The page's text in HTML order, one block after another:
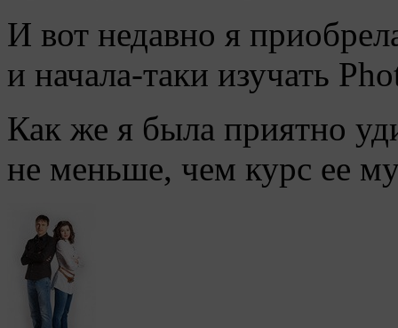
И вот недавно я
и начала-таки изучать
Как же я была приятно
не меньше, чем курс ее